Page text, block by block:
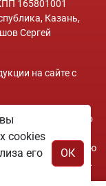
165801001
Казань,
Сергей
на сайте с
исключительно
ни при каких
дополнительную
на сайте.
cookies
его
ОК